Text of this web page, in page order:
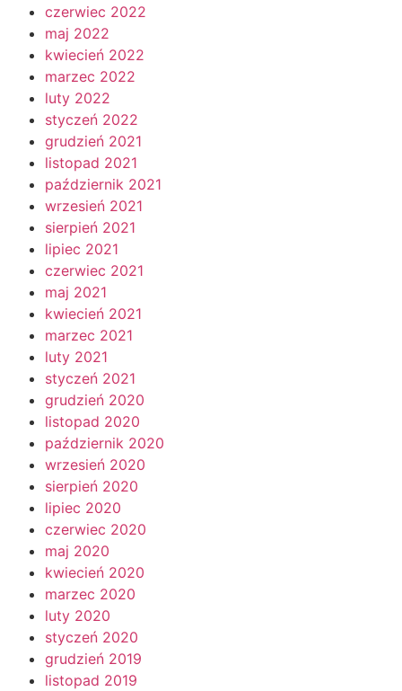
czerwiec 2022
maj 2022
kwiecień 2022
marzec 2022
luty 2022
styczeń 2022
grudzień 2021
listopad 2021
październik 2021
wrzesień 2021
sierpień 2021
lipiec 2021
czerwiec 2021
maj 2021
kwiecień 2021
marzec 2021
luty 2021
styczeń 2021
grudzień 2020
listopad 2020
październik 2020
wrzesień 2020
sierpień 2020
lipiec 2020
czerwiec 2020
maj 2020
kwiecień 2020
marzec 2020
luty 2020
styczeń 2020
grudzień 2019
listopad 2019